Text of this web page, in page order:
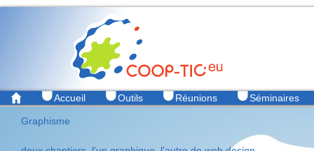
Accueil Outils Réunions Séminaires
Graphisme